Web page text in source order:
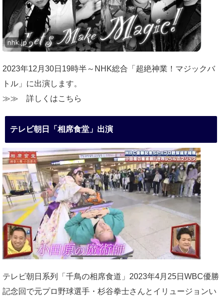
2023年12月30日19時半～NHK総合「超絶神業！マジックバ
トル」に出演します。
≫≫ 詳しくはこちら
テレビ朝日「相席食堂」出演
テレビ朝日系列「千鳥の相席食道」2023年4月25日WBC優勝
記念回で元プロ野球選手・杉谷拳士さんとイリュージョンい